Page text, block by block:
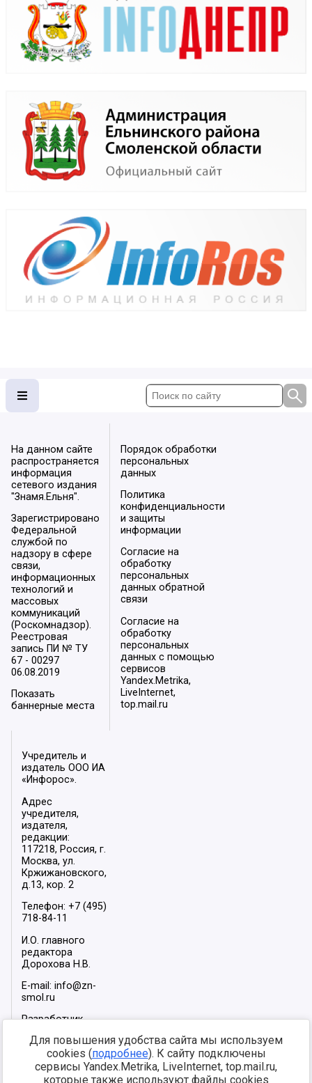
На данном сайте
распространяется
информация
сетевого издания
"Знамя.Ельня".
Зарегистрировано
Федеральной
службой по
надзору в сфере
связи,
информационных
технологий и
массовых
коммуникаций
(Роскомнадзор).
Реестровая
запись ПИ № ТУ
67 - 00297
06.08.2019
Показать
баннерные места
Порядок обработки
персональных
данных
Политика
конфиденциальности
и защиты
информации
Согласие на
обработку
персональных
данных обратной
связи
Согласие на
обработку
персональных
данных с помощью
сервисов
Yandex.Metrika,
LiveInternet,
top.mail.ru
Учредитель и
издатель ООО ИА
«Инфорос».
Адрес
учредителя,
издателя,
редакции:
117218, Россия, г.
Москва, ул.
Кржижановского,
д.13, кор. 2
Телефон: +7 (495)
718-84-11
И.О. главного
редактора
Дорохова Н.В.
E-mail: info@zn-
smol.ru
Разработчик
2026
Мы в социальных
сетях:
Для повышения удобства сайта мы используем
cookies (подробнее). К сайту подключены
сервисы Yandex.Metrika, LiveInternet, top.mail.ru,
которые также используют файлы cookies